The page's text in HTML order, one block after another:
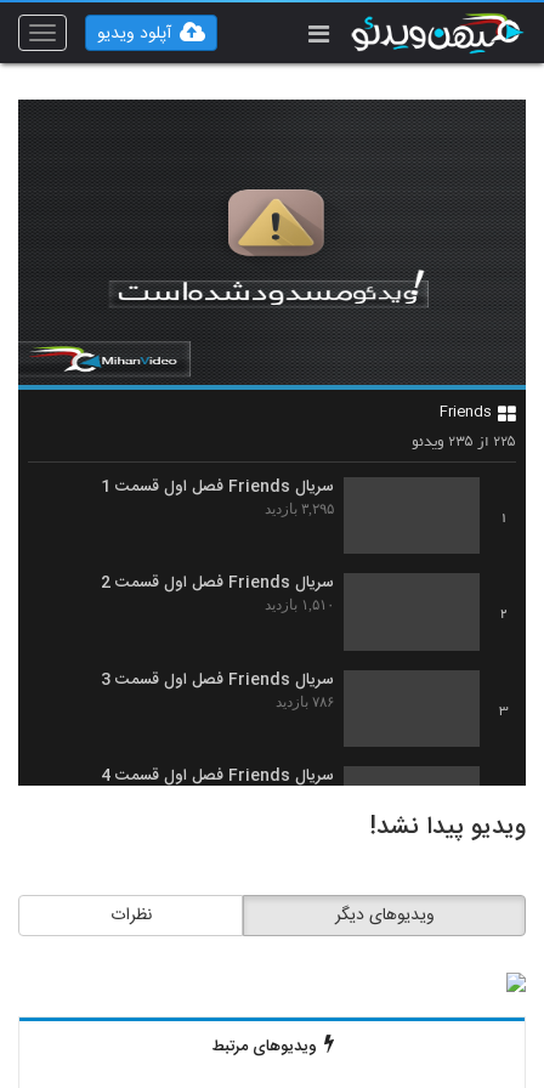
Toggle
آپلود ویدیو
Friends
۲۲۵ از ۲۳۵ ویدئو
1
سریال Friends فصل اول قسمت 1
۳,۲۹۵ بازدید
2
سریال Friends فصل اول قسمت 2
۱,۵۱۰ بازدید
3
سریال Friends فصل اول قسمت 3
۷۸۶ بازدید
سریال Friends فصل اول قسمت 4
۱,۲۶۹ بازدید
ویدیو پیدا نشد!
نظرات ویدیوهای دیگر
ویدیوهای مرتبط